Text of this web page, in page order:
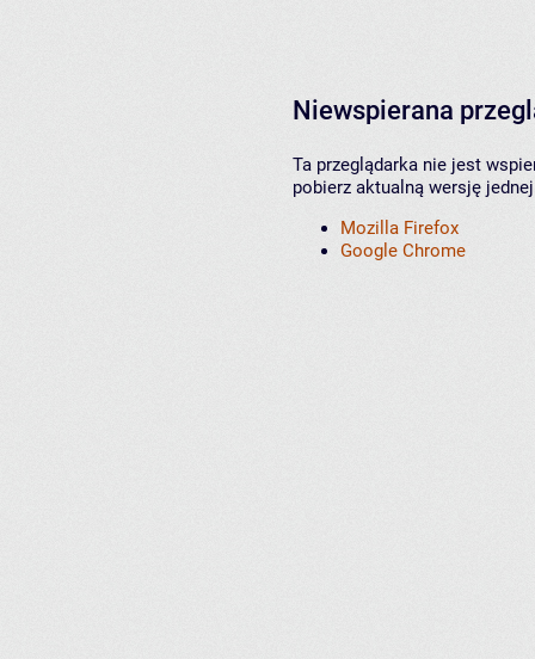
Niewspierana
Ta przeglądarka nie jest
pobierz aktualną wersję
Mozilla Firefox
Google Chrome